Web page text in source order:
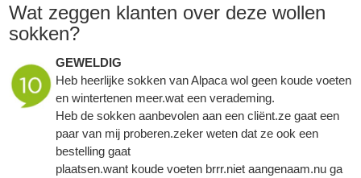
Wat zeggen klanten over deze wollen
sokken?
GEWELDIG
Heb heerlijke sokken van Alpaca wol geen koude voeten
en wintertenen meer.wat een verademing.
Heb de sokken aanbevolen aan een cliënt.ze gaat een
paar van mij proberen.zeker weten dat ze ook een
bestelling gaat
plaatsen.want koude voeten brrr.niet aangenaam.nu ga